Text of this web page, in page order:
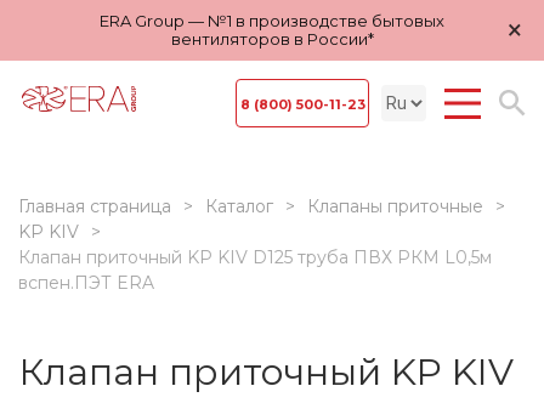
ERA Group — №1 в производстве бытовых
вентиляторов в России*
×
8 (800) 500-11-23
Главная страница Каталог
Клапаны приточные
KP KIV
Клапан приточный KP KIV D125 труба ПВХ РКМ L0,5м
вспен.ПЭТ ERA
Клапан приточный KP KIV